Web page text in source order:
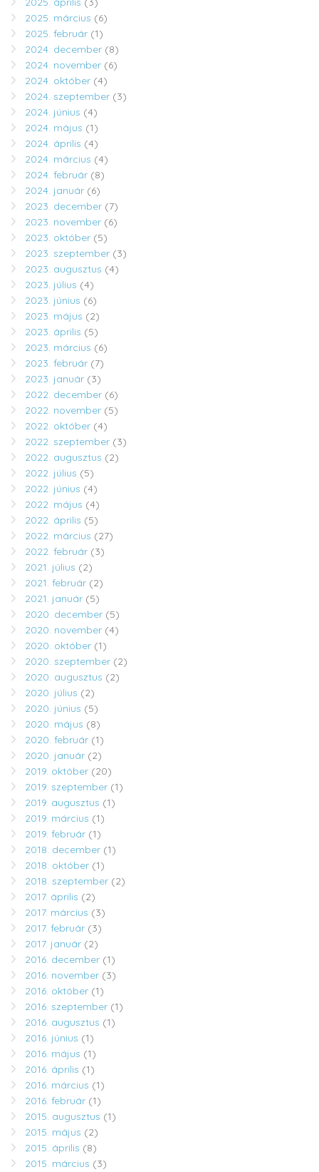
2025. március (6)
2025. február (1)
2024. december (8)
2024. november (6)
2024. október (4)
2024. szeptember (3)
2024. június (4)
2024. május (1)
2024. április (4)
2024. március (4)
2024. február (8)
2024. január (6)
2023. december (7)
2023. november (6)
2023. október (5)
2023. szeptember (3)
2023. augusztus (4)
2023. július (4)
2023. június (6)
2023. május (2)
2023. április (5)
2023. március (6)
2023. február (7)
2023. január (3)
2022. december (6)
2022. november (5)
2022. október (4)
2022. szeptember (3)
2022. augusztus (2)
2022. július (5)
2022. június (4)
2022. május (4)
2022. április (5)
2022. március (27)
2022. február (3)
2021. július (2)
2021. február (2)
2021. január (5)
2020. december (5)
2020. november (4)
2020. október (1)
2020. szeptember (2)
2020. augusztus (2)
2020. július (2)
2020. június (5)
2020. május (8)
2020. február (1)
2020. január (2)
2019. október (20)
2019. szeptember (1)
2019. augusztus (1)
2019. március (1)
2019. február (1)
2018. december (1)
2018. október (1)
2018. szeptember (2)
2017. április (2)
2017. március (3)
2017. február (3)
2017. január (2)
2016. december (1)
2016. november (3)
2016. október (1)
2016. szeptember (1)
2016. augusztus (1)
2016. június (1)
2016. május (1)
2016. április (1)
2016. március (1)
2016. február (1)
2015. augusztus (1)
2015. május (2)
2015. április (8)
2015. március (3)